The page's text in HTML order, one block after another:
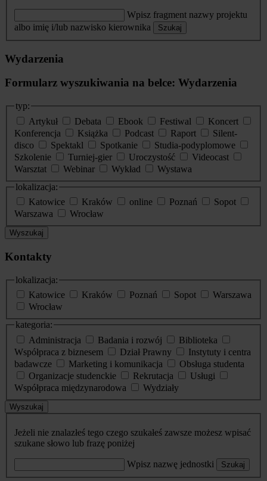
Wpisz fragment nazwy projektu
albo imię i/lub nazwisko kierownika
Szukaj
Wydarzenia
Formularz wyszukiwania na belce: Wydarzenia
typ:
Artykuł
Debata Ebook Festiwal
Koncert
Konferencja
Książka Podcast Raport
Silent-
disco
Spektakl Spotkanie
Studia-podyplomowe
Szkolenie
Turniej-gier Uroczystość
Videocast
Warsztat
Webinar Wykład
Wystawa
lokalizacja:
Katowice
Kraków online Poznań
Sopot
Warszawa
Wrocław
Wyszukaj
Kontakty
lokalizacja:
Katowice
Kraków Poznań Sopot
Warszawa
Wrocław
kategoria:
Administracja
Badania i rozwój
Biblioteka
Współpraca z biznesem
Dział Prawny
Instytuty i centra
badawcze
Marketing i komunikacja
Obsługa studenta
Organizacje studenckie
Rekrutacja
Usługi
Współpraca międzynarodowa
Wydziały
Wyszukaj
Jeżeli nie znalazłeś tego czego szukałeś zawsze możesz wpisać
szukane słowo lub frazę poniżej
Wpisz nazwę jednostki Szukaj